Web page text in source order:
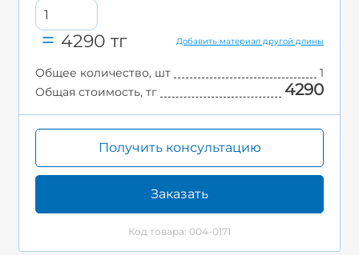
4290 тг Добавить материал другой длины
Общее количество, шт
1
Общая стоимость, тг
4290
Получить консультацию
Заказать
Код товара: 004-0171